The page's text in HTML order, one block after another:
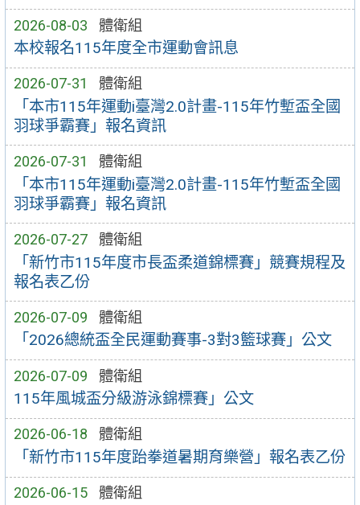
2026-08-03 體衛組
本校報名115年度全市運動會訊息
2026-07-31 體衛組
「本市115年運動i臺灣2.0計畫-115年竹塹盃全國
羽球爭霸賽」報名資訊
2026-07-31 體衛組
「本市115年運動i臺灣2.0計畫-115年竹塹盃全國
羽球爭霸賽」報名資訊
2026-07-27 體衛組
「新竹市115年度市長盃柔道錦標賽」競賽規程及
報名表乙份
2026-07-09 體衛組
「2026總統盃全民運動賽事-3對3籃球賽」公文
2026-07-09 體衛組
115年風城盃分級游泳錦標賽」公文
2026-06-18 體衛組
「新竹市115年度跆拳道暑期育樂營」報名表乙份
2026-06-15 體衛組